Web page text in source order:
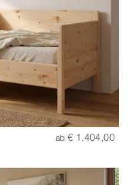
ab € 1.404,00